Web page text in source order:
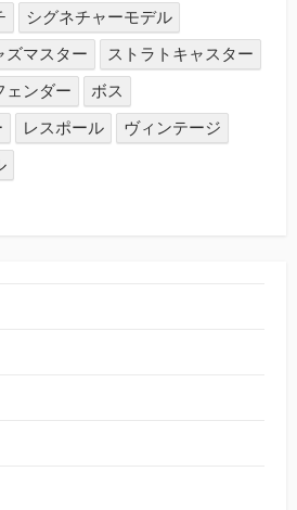
シグネチャーモデル
ズマスター
ストラトキャスター
ェンダー
ボス
レスポール
ヴィンテージ